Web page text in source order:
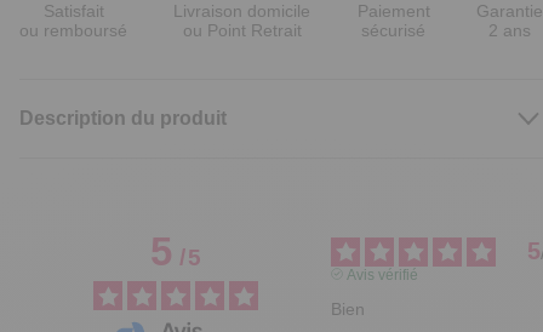
Satisfait
ou remboursé
Livraison domicile
ou Point Retrait
Paiement
sécurisé
Garantie
2 ans
Description du produit
5/5 5
Avis vérifié
Bien